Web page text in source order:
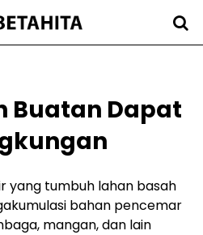
Buatan Dapat
yang tumbuh lahan basah
bahan pencemar
mangan, dan lain